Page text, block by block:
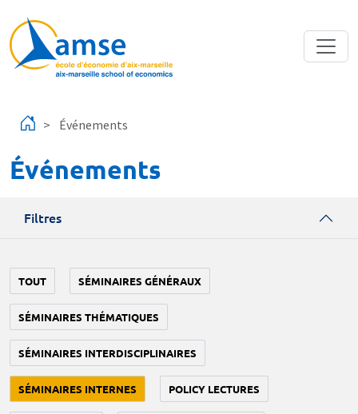
Événements
Événements
Filtres
TOUT SÉMINAIRES GÉNÉRAUX
SÉMINAIRES THÉMATIQUES
SÉMINAIRES INTERDISCIPLINAIRES
SÉMINAIRES INTERNES POLICY LECTURES